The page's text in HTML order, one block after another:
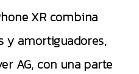
XR combina
y amortiguadores,
AG, con una parte